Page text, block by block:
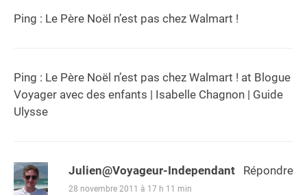
Ping : Le Père Noël n’est pas chez Walmart !
Ping : Le Père Noël n’est pas chez Walmart ! at Blogue
Voyager avec des enfants | Isabelle Chagnon | Guide
Ulysse
Julien@Voyageur-Independant
28 novembre 2011 à 17 h 11 min
Répondre